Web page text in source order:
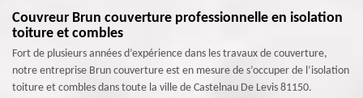
Couvreur Brun couverture professionnelle en isolation
toiture et combles
Fort de plusieurs années d’expérience dans les travaux de couverture,
notre entreprise Brun couverture est en mesure de s’occuper de l’isolation
toiture et combles dans toute la ville de Castelnau De Levis 81150.